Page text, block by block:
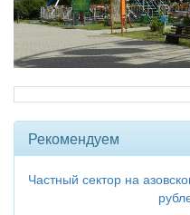
Рекомендуем
Частный сектор на